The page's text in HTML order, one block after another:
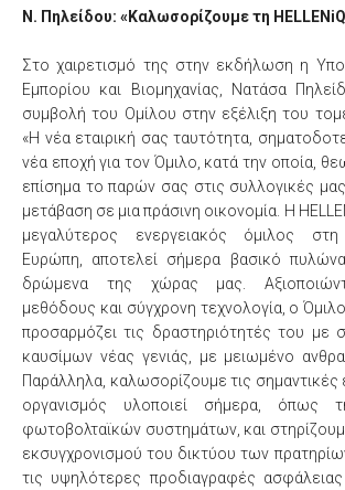
Ν. Πηλείδου: «Καλωσορίζουμε τη HELLENiQ
Στο χαιρετισμό της στην εκδήλωση η
Εμπορίου και Βιομηχανίας, Νατάσα
συμβολή του Ομίλου στην εξέλιξη του
«Η νέα εταιρική σας ταυτότητα,
νέα εποχή για τον Όμιλο, κατά την οποία,
επίσημα το παρών σας στις συλλογικές
μετάβαση σε μια πράσινη οικονομία. Η
μεγαλύτερος ενεργειακός όμιλος στη
Ευρώπη, αποτελεί σήμερα βασικό
δρώμενα της χώρας μας.
μεθόδους και σύγχρονη τεχνολογία, ο
προσαρμόζει τις δραστηριότητές του με
καυσίμων νέας γενιάς, με μειωμένο
Παράλληλα, καλωσορίζουμε τις σημαντικές
οργανισμός υλοποιεί σήμερα, όπως
φωτοβολταϊκών συστημάτων, και
εκσυγχρονισμού του δικτύου των
τις υψηλότερες προδιαγραφές